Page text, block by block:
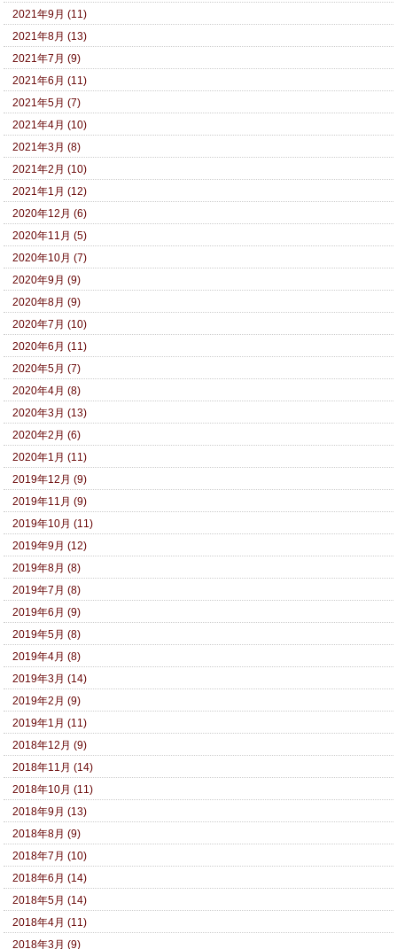
2021年9月 (11)
2021年8月 (13)
2021年7月 (9)
2021年6月 (11)
2021年5月 (7)
2021年4月 (10)
2021年3月 (8)
2021年2月 (10)
2021年1月 (12)
2020年12月 (6)
2020年11月 (5)
2020年10月 (7)
2020年9月 (9)
2020年8月 (9)
2020年7月 (10)
2020年6月 (11)
2020年5月 (7)
2020年4月 (8)
2020年3月 (13)
2020年2月 (6)
2020年1月 (11)
2019年12月 (9)
2019年11月 (9)
2019年10月 (11)
2019年9月 (12)
2019年8月 (8)
2019年7月 (8)
2019年6月 (9)
2019年5月 (8)
2019年4月 (8)
2019年3月 (14)
2019年2月 (9)
2019年1月 (11)
2018年12月 (9)
2018年11月 (14)
2018年10月 (11)
2018年9月 (13)
2018年8月 (9)
2018年7月 (10)
2018年6月 (14)
2018年5月 (14)
2018年4月 (11)
2018年3月 (9)